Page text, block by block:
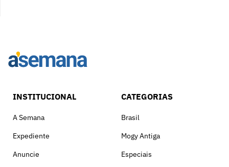
INSTITUCIONAL
A Semana
Expediente
Anuncie
CATEGORIAS
Brasil
Mogy Antiga
Especiais